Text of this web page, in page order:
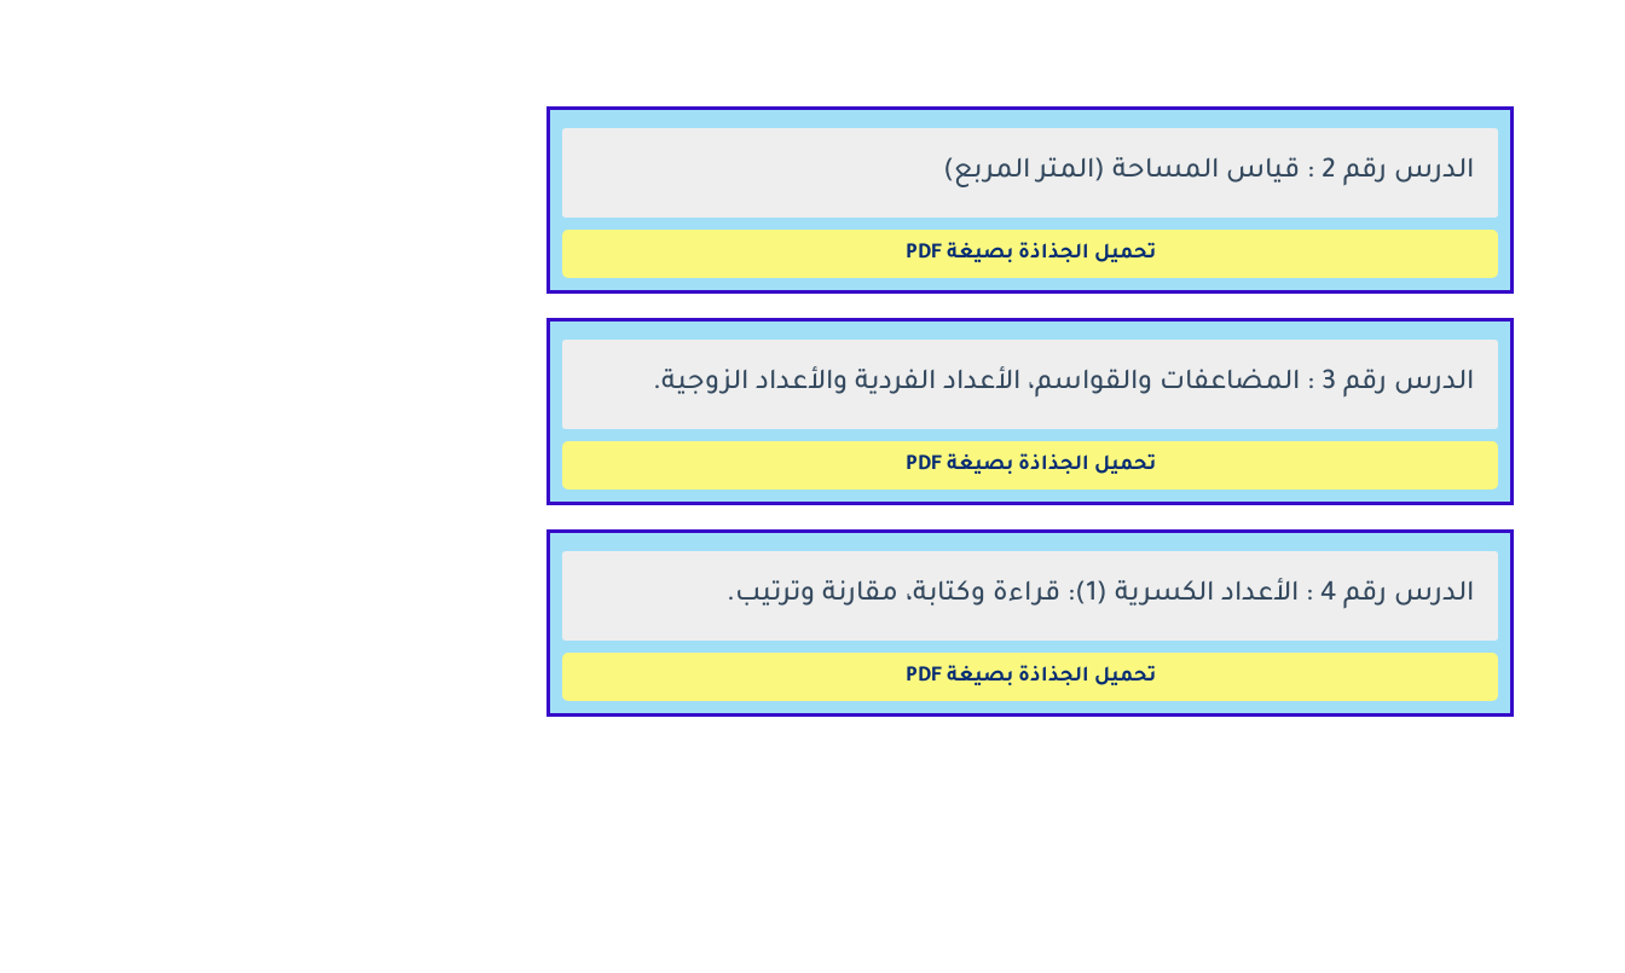
الدرس رقم 2 : قياس المساحة (المتر المربع)
تحميل الجذاذة بصيغة PDF
الدرس رقم 3 : المضاعفات والقواسم، الأعداد الفردية والأعداد الزوجية.
تحميل الجذاذة بصيغة PDF
الدرس رقم 4 : الأعداد الكسرية (1): قراءة وكتابة، مقارنة وترتيب.
تحميل الجذاذة بصيغة PDF